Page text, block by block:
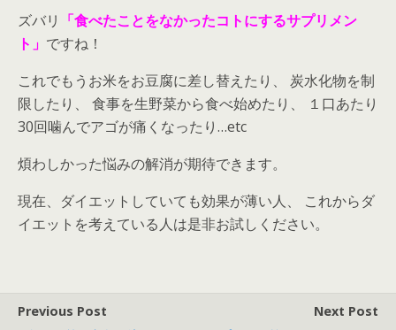
ズバリ 「食べたことをなかったコトにするサプリメン
ト」 ですね！
これでもうお米をお豆腐に差し替えたり、 炭水化物を制
限したり、 食事を生野菜から食べ始めたり、 １口あたり
30回噛んでアゴが痛くなったり…etc
煩わしかった悩みの解消が期待できます。
現在、ダイエットしていても効果が薄い人、 これからダ
イエットを考えている人は是非お試しください。
Previous Post
Next Post